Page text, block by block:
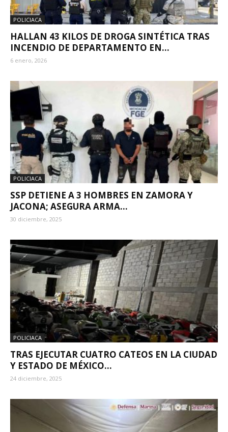
POLICIACA
HALLAN 43 KILOS DE DROGA SINTÉTICA TRAS
INCENDIO DE DEPARTAMENTO EN...
6 enero, 2026
POLICIACA
SSP DETIENE A 3 HOMBRES EN ZAMORA Y
JACONA; ASEGURA ARMA...
30 diciembre, 2025
POLICIACA
TRAS EJECUTAR CUATRO CATEOS EN LA CIUDAD
Y ESTADO DE MÉXICO...
24 diciembre, 2025